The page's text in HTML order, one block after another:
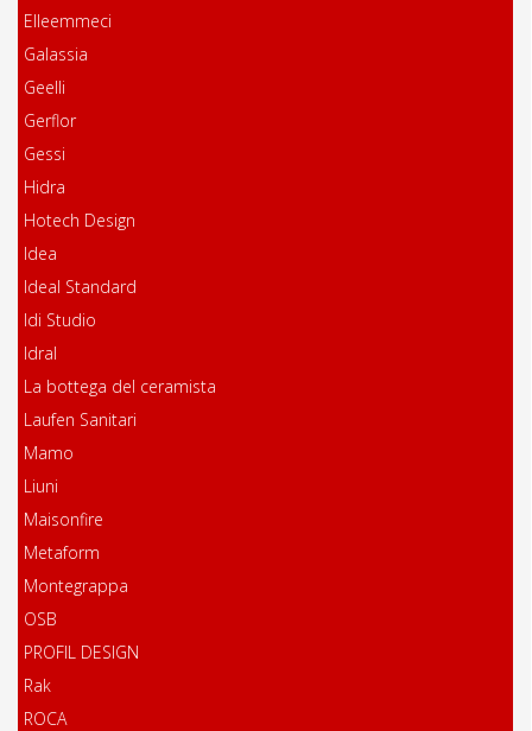
Elleemmeci
Galassia
Geelli
Gerflor
Gessi
Hidra
Hotech Design
Idea
Ideal Standard
Idi Studio
Idral
La bottega del ceramista
Laufen Sanitari
Mamo
Liuni
Maisonfire
Metaform
Montegrappa
OSB
PROFIL DESIGN
Rak
ROCA